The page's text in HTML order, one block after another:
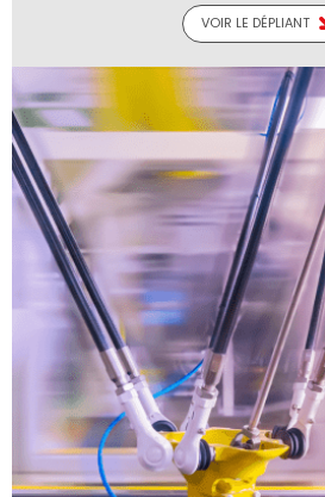
VOIR LE DÉPLIANT